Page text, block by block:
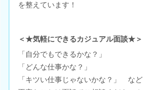
を整えています！
＜★気軽にできるカジュアル面談★＞
「自分でもできるかな？」
「どんな仕事かな？」
「キツい仕事じゃないかな？」 など